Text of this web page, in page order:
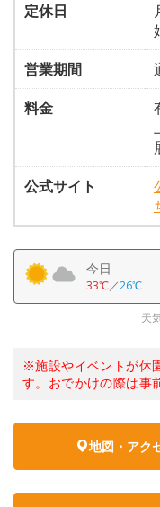
定休日
営業期間
料金
公式サイト
今日
33℃／26℃
天
※施設やイベントが休
す。おでかけの際は事
地図・アク